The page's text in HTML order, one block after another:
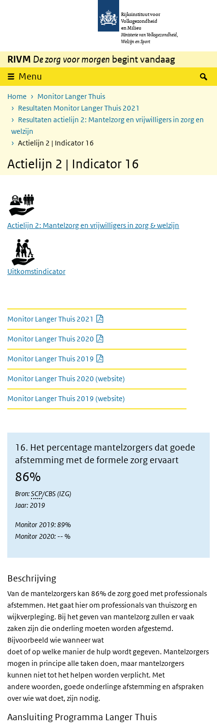
Overslaan en naar de inhoud gaan
Rijksinstituut voor
Volksgezondheid
en Milieu
Ministerie van Volksgezondheid,
Welzijn en Sport
RIVM De zorg voor morgen begint vandaag
Menu
Home
Monitor Langer Thuis
Resultaten Monitor Langer Thuis 2021
Resultaten actielijn 2: Mantelzorg en vrijwilligers in zorg en
welzijn
Actielijn 2 | Indicator 16
Actielijn 2 | Indicator 16
16. Het percentage mantelzorgers dat goede
afstemming met de formele zorg ervaart
86%
Bron:SCP/CBS (IZG)
Jaar: 2019
Monitor 2019: 89%
Monitor 2020: -- %
Beschrijving
Van de mantelzorgers kan 86% de zorg goed met professionals
afstemmen. Het gaat hier om professionals van thuiszorg en
wijkverpleging. Bij het geven van mantelzorg zullen er vaak
zaken zijn die onderling moeten worden afgestemd.
Bijvoorbeeld wie wanneer wat
doet of op welke manier de hulp wordt gegeven. Mantelzorgers
mogen in principe alle taken doen, maar mantelzorgers
kunnen niet tot het helpen worden verplicht. Met
andere woorden, goede onderlinge afstemming en afspraken
over wie wat doet, zijn nodig.
Aansluiting Programma Langer Thuis
Actielijn 2: Mantelzorg en vrijwilligers in zorg & welzijn
Uitkomstindicator
link naar kamerbrief en monitor
Monitor Langer Thuis 2021
Monitor Langer Thuis 2020
Monitor Langer Thuis 2019
Monitor Langer Thuis 2020 (website)
Monitor Langer Thuis 2019 (website)